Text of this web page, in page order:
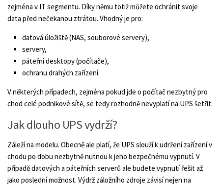
zejména v IT segmentu. Díky němu totiž můžete ochránit svoje
data před nečekanou ztrátou. Vhodný je pro:
datová úložiště (NAS, souborové servery),
servery,
páteřní desktopy (počítače),
ochranu drahých zařízení.
V některých případech, zejména pokud jde o počítač nezbytný pro
chod celé podnikové sítě, se tedy rozhodně nevyplatí na UPS šetřit.
Jak dlouho UPS vydrží?
Záleží na modelu. Obecně ale platí, že UPS slouží k udržení zařízení v
chodu po dobu nezbytně nutnou k jeho bezpečnému vypnutí. V
případě datových a páteřních serverů ale budete vypnutí řešit až
jako poslední možnost. Výdrž záložního zdroje závisí nejen na